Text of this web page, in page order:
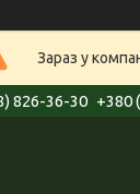
Зараз у
826-36-30 +380